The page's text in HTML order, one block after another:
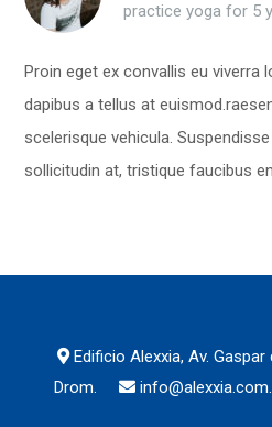
practice yoga for 5
Proin eget ex convallis eu viverra
dapibus a tellus at
scelerisque vehicula.
sollicitudin at, tristique faucibus
Edificio Alexxia, Av.
Drom.